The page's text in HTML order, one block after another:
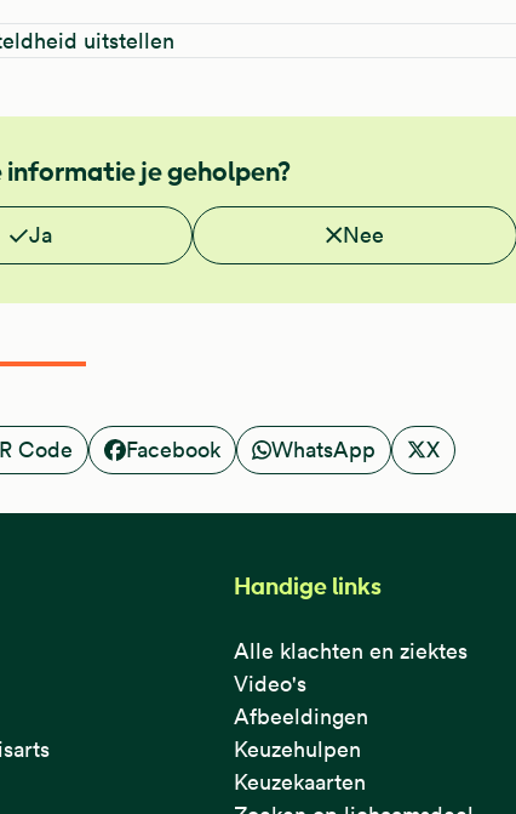
uitstellen
je geholpen?
nuttig?
Ja Nee
Code Facebook WhatsApp X
Handige links
Alle klachten en ziektes
Video's
Afbeeldingen
Keuzehulpen
Keuzekaarten